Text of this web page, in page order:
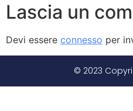
Lascia un
Devi essere connesso per
© 2023